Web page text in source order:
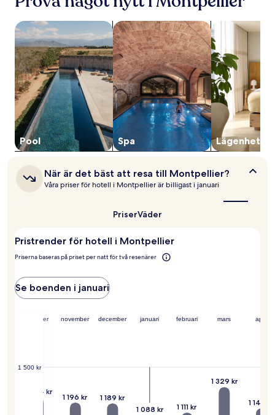
under
senaste
24 timmarna,
baserat
på
1 natt
för
2 vuxna.
Priser
och
tillgänglighet
kan
ändras.
villkor
kan
gälla.
Pool
sök efter boenden med pool
Spa
sök efter boenden med spa
sök efter
När
är
Montpellier?
När är det bäst att resa till Montpellier?
Våra priser för hotell i Montpellier är billigast i januari
PriserVäder
Pristrender för hotell i Montpellier
Priserna baseras på priset per natt för två resenärer
Se boenden i januari
1 500 kr
oktober november december januari februari mars april
1 244 kr
1 196 kr
1 189 kr
1 088 kr
1 111 kr
1 329 kr
1 148 kr